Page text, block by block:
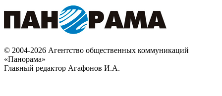
© 2004-2026 Агентство общественных коммуникаций
«Панорама»
Главный редактор Агафонов И.А.